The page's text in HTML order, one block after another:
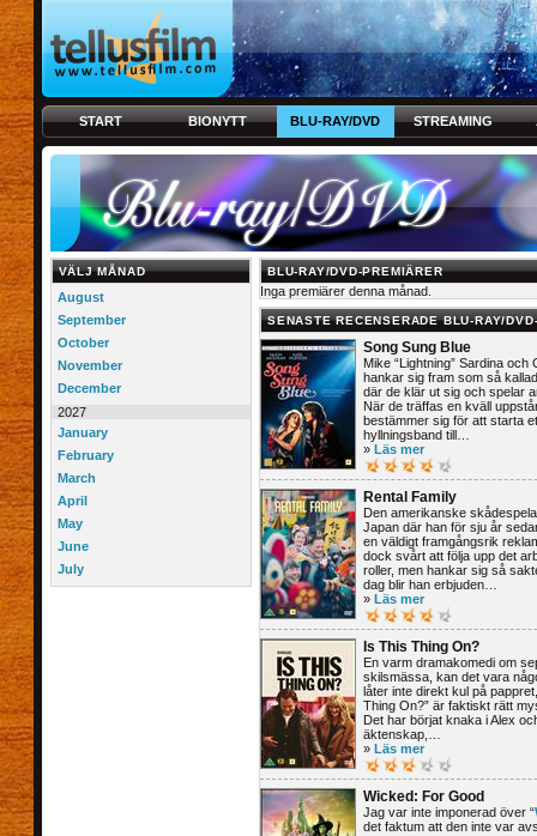
START BIONYTT BLU-RAY/DVD STREAMING
VÄLJ MÅNAD
August
September
October
November
December
2027
January
February
March
April
May
June
July
BLU-RAY/DVD-PREMIÄRER
Inga premiärer denna månad.
SENASTE RECENSERADE BLU-RAY/
Song Sung Blue
Mike “Lightning” Sardina och
hankar sig fram som så
där de klär ut sig och spelar
När de träffas en kväll
bestämmer sig för att starta
hyllningsband till…
» Läs mer
Rental Family
Den amerikanske
Japan där han för sju år
en väldigt framgångsrik
dock svårt att följa upp det
roller, men hankar sig så
dag blir han erbjuden…
» Läs mer
Is This Thing On?
En varm dramakomedi om
skilsmässa, kan det vara
låter inte direkt kul på
Thing On?” är faktiskt rätt
Det har börjat knaka i Alex
äktenskap,…
» Läs mer
Wicked: For Good
Jag var inte imponerad över “
det faktum att den inte var